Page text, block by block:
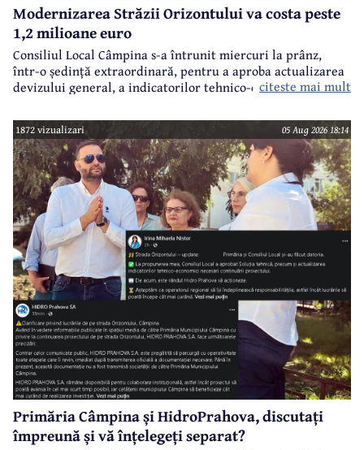
Modernizarea Străzii Orizontului va costa peste
1,2 milioane euro
Consiliul Local Câmpina s-a întrunit miercuri la prânz,
într-o ședință extraordinară, pentru a aproba actualizarea
devizului general, a indicatorilor tehnico-economici și a
realizarea modernizării Străzii Orizontului, obiectiv
finanțat prin Programul Național de Investiții ”Anghel
Saligny”.
citeste mai mult
1872 vizualizari 05 Aug 2026 18:14
Primăria Câmpina și HidroPrahova, discutați
împreună și vă înțelegeți separat?